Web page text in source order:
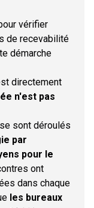
vérifier
de recevabilité
démarche
directement
n'est pas
sont déroulés
par
pour le
ont
dans chaque
les bureaux